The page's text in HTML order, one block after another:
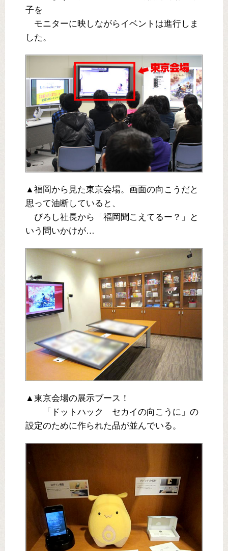
子を
モニターに映しながらイベントは進行しま
した。
▲福岡から見た東京会場。画面の向こうだと
思って油断していると、
ぴろし社長から「福岡聞こえてるー？」と
いう問いかけが…
▲東京会場の展示ブース！
「ドットハック セカイの向こうに」の
設定のために作られた品が並んでいる。